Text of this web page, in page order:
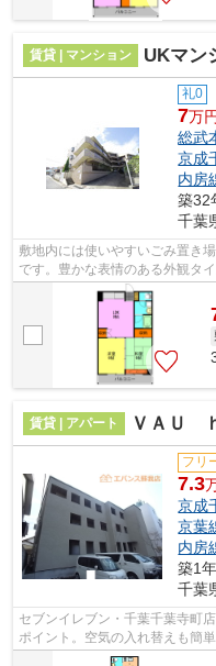
賃貸 | マンション UKマン
礼0
7万円
総武
京成
内房
築32
千葉
敷地内には使いやすいごみ置き
です。豊かな表情のある外観タ
イント満載のUKマンション。総
賃貸 | アパート ＶＡＵ
フリ
7.3
京成
京葉
内房
築1
千葉
セブンイレブン・千葉千葉寺町
ポイント。空気の入れ替えも簡
ごみ置き場があるので、忙しくて